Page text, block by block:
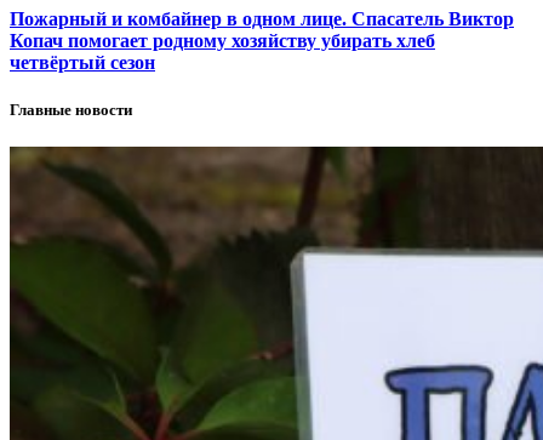
Пожарный и комбайнер в одном лице. Спасатель Виктор
Копач помогает родному хозяйству убирать хлеб
четвёртый сезон
Главные новости